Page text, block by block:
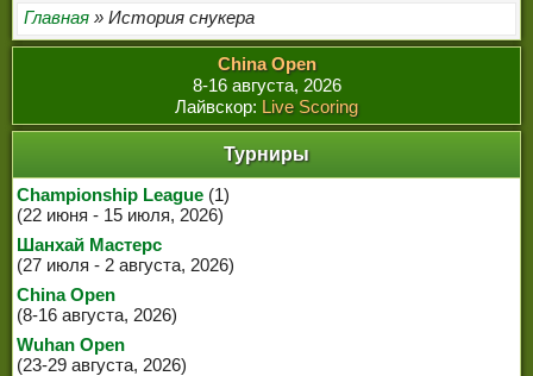
Главная » История снукера
China Open
8-16 августа, 2026
Лайвскор: Live Scoring
Турниры
Championship League (1)
(22 июня - 15 июля, 2026)
Шанхай Мастерс
(27 июля - 2 августа, 2026)
China Open
(8-16 августа, 2026)
Wuhan Open
(23-29 августа, 2026)